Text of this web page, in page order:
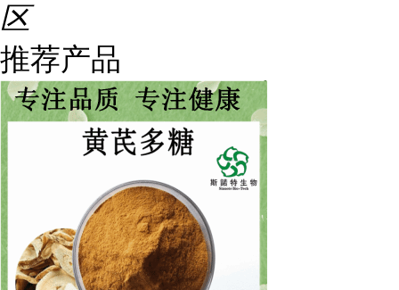
区
推荐产品